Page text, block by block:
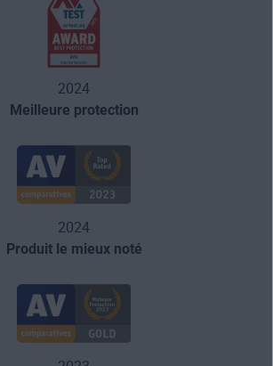
2024
Meilleure protection
2024
Produit le mieux noté